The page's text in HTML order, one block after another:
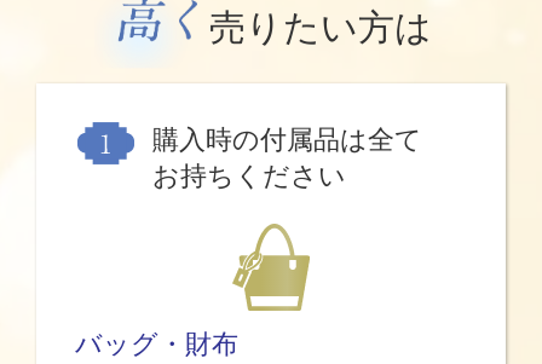
売りたい方は
購入時の付属品は全て
お持ちください
バッグ・財布